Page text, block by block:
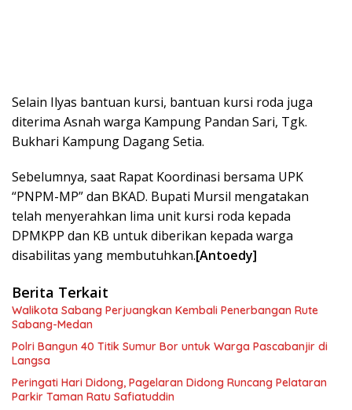
Selain Ilyas bantuan kursi, bantuan kursi roda juga
diterima Asnah warga Kampung Pandan Sari, Tgk.
Bukhari Kampung Dagang Setia.
Sebelumnya, saat Rapat Koordinasi bersama UPK
“PNPM-MP” dan BKAD. Bupati Mursil mengatakan
telah menyerahkan lima unit kursi roda kepada
DPMKPP dan KB untuk diberikan kepada warga
disabilitas yang membutuhkan.[Antoedy]
Berita Terkait
Walikota Sabang Perjuangkan Kembali Penerbangan Rute
Sabang-Medan
Polri Bangun 40 Titik Sumur Bor untuk Warga Pascabanjir di
Langsa
Peringati Hari Didong, Pagelaran Didong Runcang Pelataran
Parkir Taman Ratu Safiatuddin